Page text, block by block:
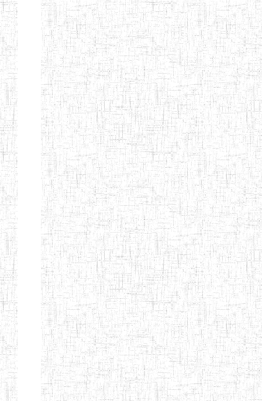
TTC TATUM
ST PIUS X
TECHNICAL
TEACHER
TRAINING
COLLEGE
TATUM
01/08/2000 ENIET
NIGHTINGALE
TEACHER
TRAINING
COLLEGE
20/08/2013 ENIEG
CHRIST THE
KING TEACHER
TRAINING
COLLEGE
04/08/2010 ENIEG
ITCIG SENTTI 14/02/2007 ENIEG
CAMEROON
INCLUSIVE
27/08/2015 ENIEG